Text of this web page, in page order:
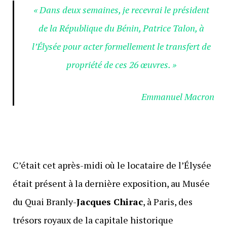
« Dans deux semaines, je recevrai le président
de la République du Bénin, Patrice Talon, à
l’Élysée pour acter formellement le transfert de
propriété de ces 26 œuvres. »
Emmanuel Macron
C’était cet après-midi où le locataire de l’Élysée
était présent à la dernière exposition, au Musée
du Quai Branly-Jacques Chirac, à Paris, des
trésors royaux de la capitale historique